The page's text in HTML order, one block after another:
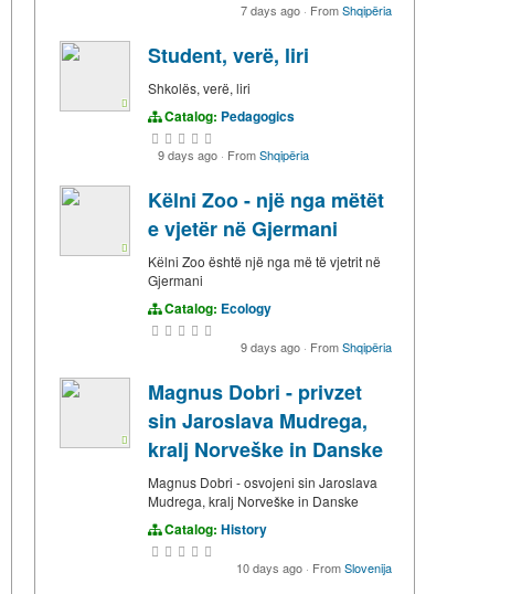
7 days ago · FromShqipëria
Student, verë, liri
Shkolës, verë, liri
Catalog: Pedagogics
9 days ago · FromShqipëria
Këlni Zoo - një nga mëtët
e vjetër në Gjermani
Kёlni Zoo është një nga më të vjetrit në
Gjermani
Catalog: Ecology
9 days ago · FromShqipëria
Magnus Dobri - privzet
sin Jaroslava Mudrega,
kralj Norveške in Danske
Magnus Dobri - osvojeni sin Jaroslava
Mudrega, kralj Norveške in Danske
Catalog: History
10 days ago · FromSlovenija